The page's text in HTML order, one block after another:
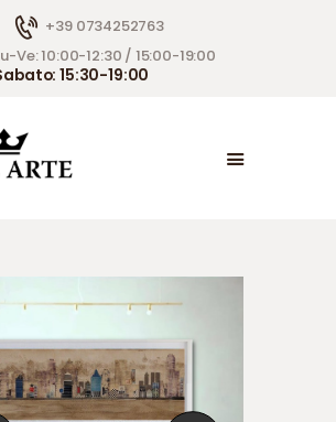
+39 0734252763
Ve: 10:00-12:30 / 15:00-19:00
15:30-19:00
E OPERE
DOMANDA
LA TUA OPERA
E FIERE